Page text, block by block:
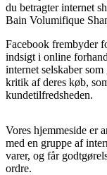
du betragter internet
Bain Volumifique
Facebook frembyder
indsigt i online
internet selskaber
kritik af deres køb,
kundetilfredsheden.
Vores hjemmeside er
med en gruppe af
varer, og får
ordre.